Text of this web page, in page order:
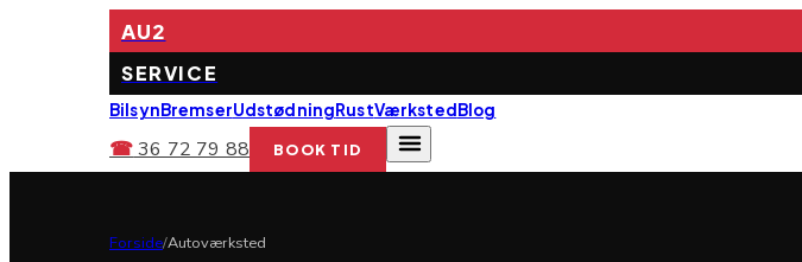
AU2
SERVICE
BilsynBremserUdstødningRustVærkstedBlog
☎36 72 79 88 BOOK TID
Forside/Autoværksted